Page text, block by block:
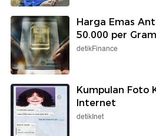
Harga Emas
50.000 per
detikFinance
Kumpulan Foto
Internet
detikInet